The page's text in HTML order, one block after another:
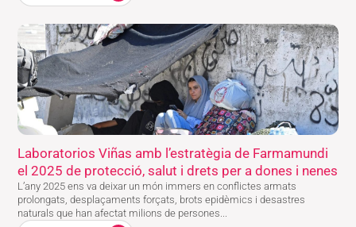
Laboratorios Viñas amb l’estratègia de Farmamundi
el 2025 de protecció, salut i drets per a dones i nenes
L’any 2025 ens va deixar un món immers en conflictes armats
prolongats, desplaçaments forçats, brots epidèmics i desastres
naturals que han afectat milions de persones...